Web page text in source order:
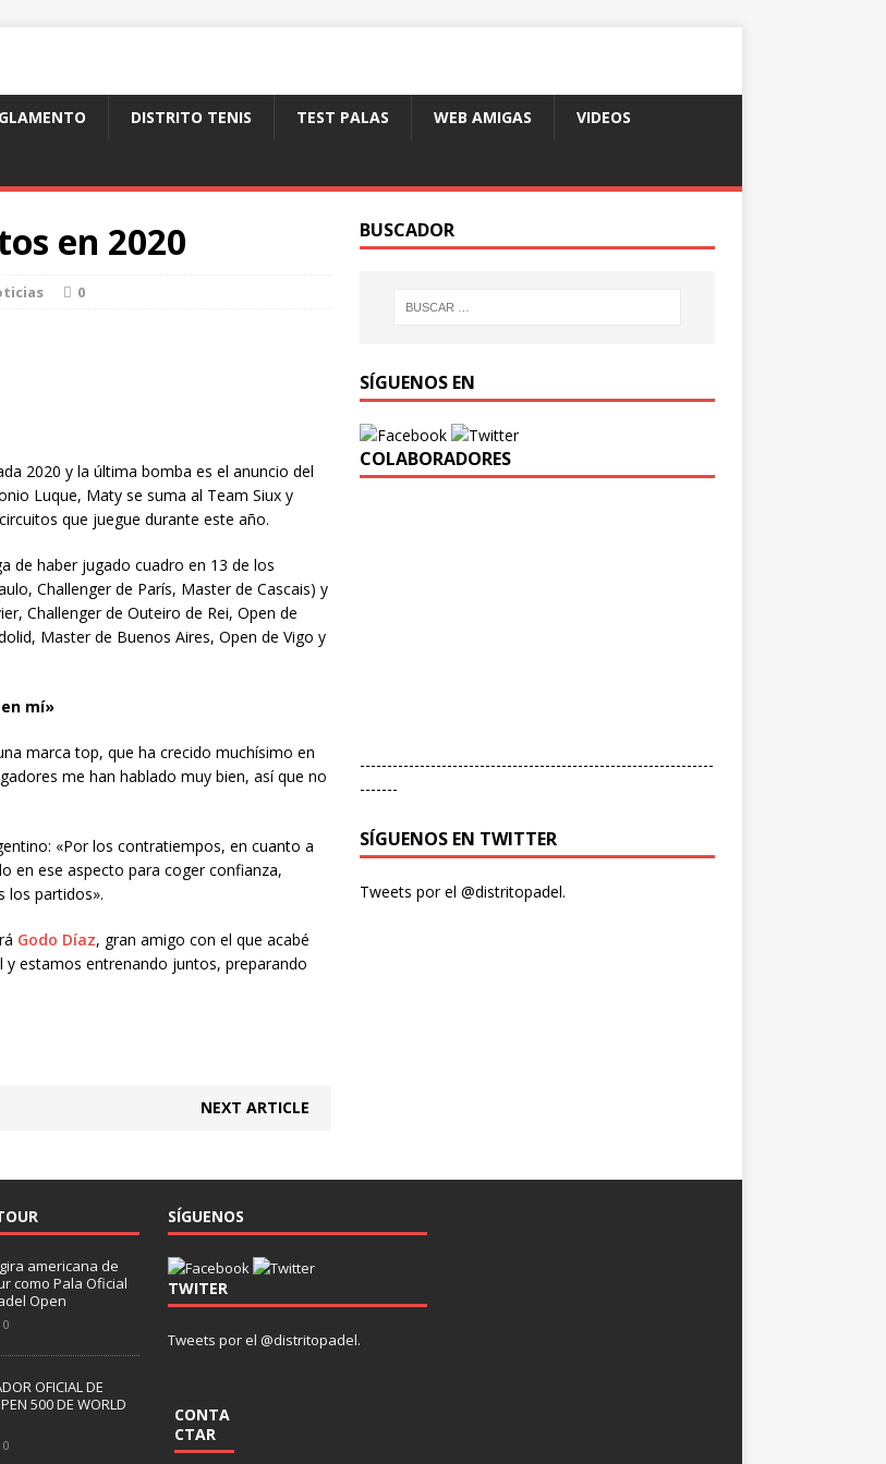
DISTRITO TENIS TEST PALAS WEB AMIGAS VIDEOS
en 2020
0
2020 y la última bomba es el anuncio del
Luque, Maty se suma al Team Siux y
que juegue durante este año.
de haber jugado cuadro en 13 de los
Challenger de París, Master de Cascais) y
Challenger de Outeiro de Rei, Open de
Master de Buenos Aires, Open de Vigo y
mí»
marca top, que ha crecido muchísimo en
me han hablado muy bien, así que no
«Por los contratiempos, en cuanto a
en ese aspecto para coger confianza,
los partidos».
Godo Díaz, gran amigo con el que acabé
estamos entrenando juntos, preparando
NEXT ARTICLE
BUSCADOR
SÍGUENOS EN
COLABORADORES
-----------------------------------------------------------------
-------
SÍGUENOS EN TWITTER
Tweets por el @distritopadel.
americana de
como Pala Oficial
Open
0
OFICIAL DE
500 DE WORLD
0
SÍGUENOS
TWITER
Tweets por el @distritopadel.
CONTA
CTAR